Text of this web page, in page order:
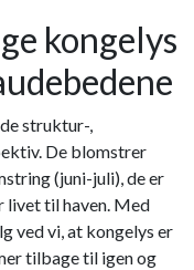
kongelys
struktur-,
De blomstrer
(juni-juli), de er
til haven. Med
ved vi, at kongelys er
tilbage til igen og